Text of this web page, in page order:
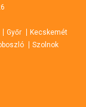
Győr
Kecskemét
Szolnok